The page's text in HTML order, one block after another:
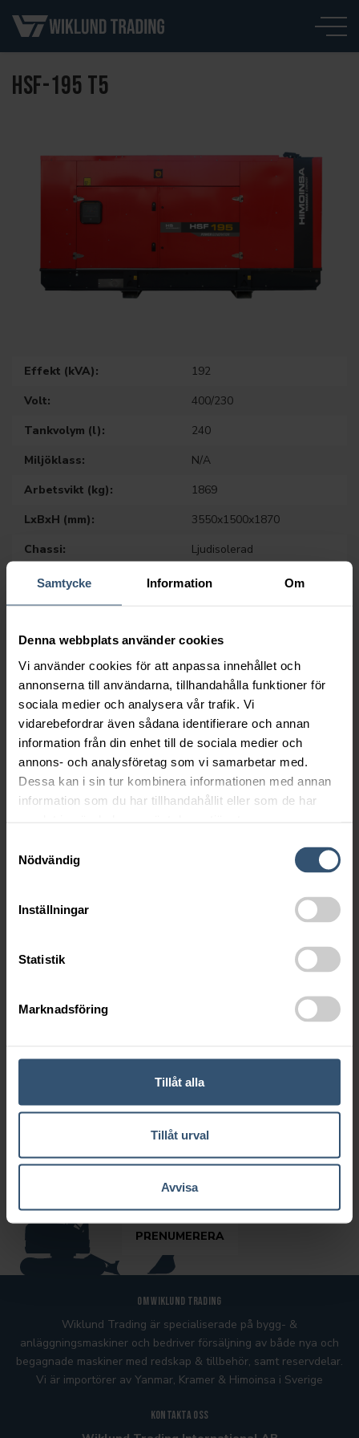
Samtycke Information Om
Denna webbplats använder cookies
Vi använder cookies för att anpassa innehållet och
annonserna till användarna, tillhandahålla funktioner för
sociala medier och analysera vår trafik. Vi
vidarebefordrar även sådana identifierare och annan
information från din enhet till de sociala medier och
annons- och analysföretag som vi samarbetar med.
Dessa kan i sin tur kombinera informationen med annan
information som du har tillhandahållit eller som de har
Nödvändig
Inställningar
Statistik
Marknadsföring
Tillåt alla
Tillåt urval
Avvisa
HSF-195 T5
Effekt (kVA):
192
Volt:
400/230
Tankvolym (l):
240
Miljöklass:
N/A
Arbetsvikt (kg):
1869
LxBxH (mm):
3550x1500x1870
Chassi:
Ljudisolerad
Motor:
FPT_Iveco
SKICKA
NYHETSBREV
Vill ni ta del av vårt nyhetsbrev? Vänligen fyll i er e-postadress
Om Wiklund Trading
Wiklund Trading är specialiserade på bygg- &
anläggningsmaskiner och bedriver försäljning av både nya och
begagnade maskiner med redskap & tillbehör, samt reservdelar.
Vi är importörer av Yanmar, Kramer & Himoinsa i Sverige
Kontakta oss